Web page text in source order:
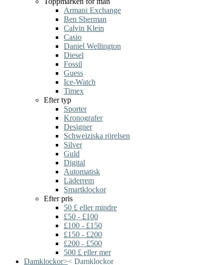
Armani Exchange
Ben Sherman
Calvin Klein
Casio
Daniel Wellington
Diesel
Fossil
Guess
Ice-Watch
Timex
Efter typ
Sporter
Kronografer
Designer
Schweiziska rörelsen
Silver
Guld
Digital
Automatisk
Läderrem
Smartklockor
Efter pris
50 £ eller mindre
£50 - £100
£100 - £150
£150 - £200
£200 - £500
500 £ eller mer
Damklockor>< Damklockor